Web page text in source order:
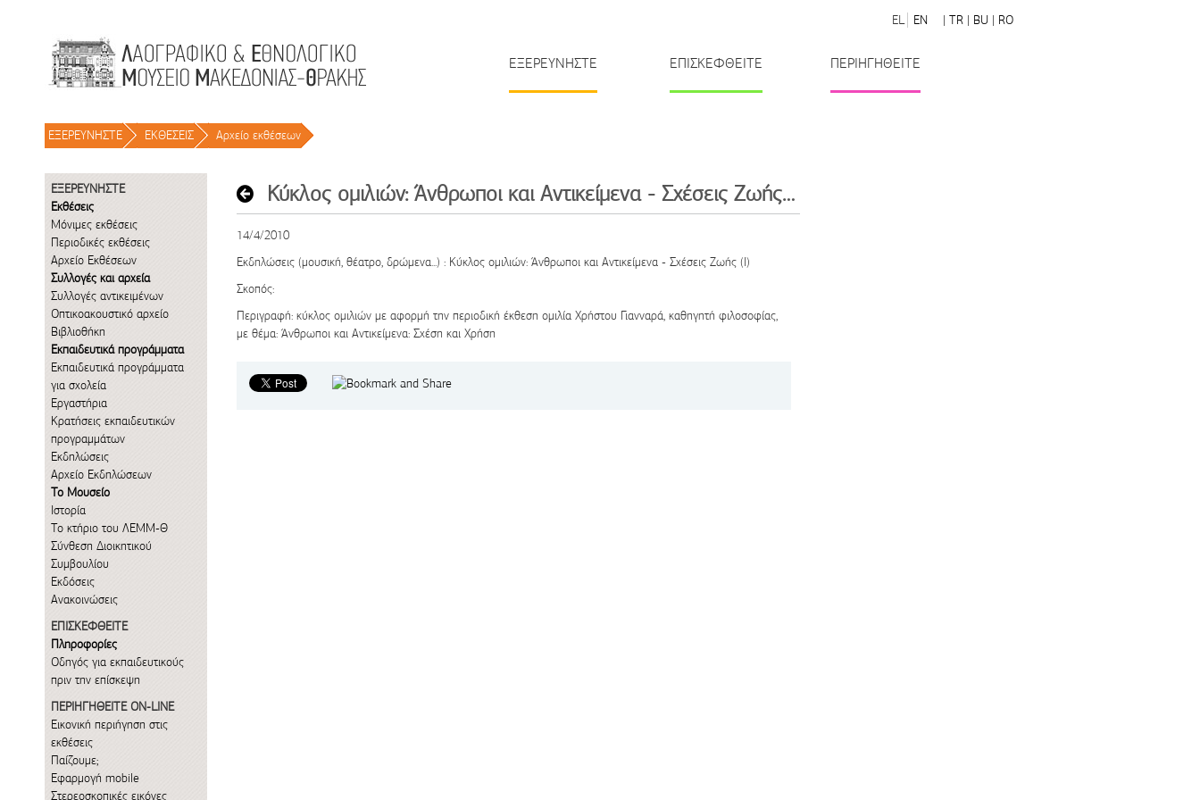
EL EN | TR | BU | RO
ΕΞΕΡΕΥΝΗΣΤΕ ΕΠΙΣΚΕΦΘΕΙΤΕ ΠΕΡΙΗΓΗΘΕΙΤΕ
ΕΞΕΡΕΥΝΗΣΤΕ / ΕΚΘΕΣΕΙΣ / Αρχείο εκθέσεων /
ΕΞΕΡΕΥΝΗΣΤΕ
Εκθέσεις
Μόνιμες εκθέσεις
Περιοδικές εκθέσεις
Αρχείο Εκθέσεων
Συλλογές και αρχεία
Συλλογές αντικειμένων
Οπτικοακουστικό αρχείο
Βιβλιοθήκη
Εκπαιδευτικά προγράμματα
Εκπαιδευτικά προγράμματα
για σχολεία
Εργαστήρια
Κρατήσεις εκπαιδευτικών
προγραμμάτων
Εκδηλώσεις
Αρχείο Εκδηλώσεων
Το Μουσείο
Ιστορία
Το κτήριο του ΛΕΜΜ-Θ
Σύνθεση Διοικητικού
Συμβουλίου
Εκδόσεις
Ανακοινώσεις
ΕΠΙΣΚΕΦΘΕΙΤΕ
Πληροφορίες
Οδηγός για εκπαιδευτικούς
πριν την επίσκεψη
ΠΕΡΙΗΓΗΘΕΙΤΕ ON-LINE
Εικονική περιήγηση στις
εκθέσεις
Παίζουμε;
Εφαρμογή mobile
Στερεοσκοπικές εικόνες
Κύκλος ομιλιών: Άνθρωποι και Αντικείμενα - Σχέσεις Ζωής (Ι)
14/4/2010
Εκδηλώσεις (μουσική, θέατρο, δρώμενα...) : Κύκλος ομιλιών: Άνθρωποι και Αντικείμενα - Σχέσεις Ζωής (Ι)
Σκοπός:
Περιγραφή: κύκλος ομιλιών με αφορμή την περιοδική έκθεση ομιλία Χρήστου Γιανναρά, καθηγητή φιλοσοφίας,
με θέμα: Άνθρωποι και Αντικείμενα: Σχέση και Χρήση